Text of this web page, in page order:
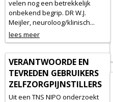
velen nog een betrekkelijk
onbekend begrip. DR W.J.
Meijler, neuroloog/klinisch...
lees meer
VERANTWOORDE EN
TEVREDEN GEBRUIKERS
ZELFZORGPIJNSTILLERS
Uit een TNS NIPO onderzoekt